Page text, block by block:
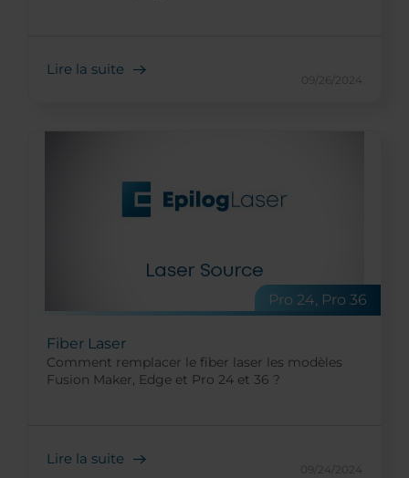
Lire la suite
09/26/2024
Pro 24, Pro 36
Fiber Laser
Comment remplacer le fiber laser les modèles
Fusion Maker, Edge et Pro 24 et 36 ?
Lire la suite
09/24/2024